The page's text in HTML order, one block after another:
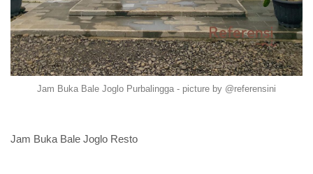
Jam Buka Bale Joglo Purbalingga - picture by @referensini
Jam Buka Bale Joglo Resto